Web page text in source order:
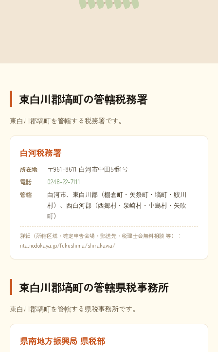
東白川郡塙町の管轄税務署
東白川郡塙町を管轄する税務署です。
白河税務署
所在地 〒961-8611 白河市中田5番1号
電話 0248-22-7111
管轄
白河市、東白川郡（棚倉町・矢祭町・塙町・鮫川
村）、西白河郡（西郷村・泉崎村・中島村・矢吹
町）
詳細（所轄区域・確定申告会場・郵送先・税理士会無料相談 等）：
nta.nodokaya.jp/fukushima/shirakawa/
東白川郡塙町の管轄県税事務所
東白川郡塙町を管轄する県税事務所です。
県南地方振興局 県税部